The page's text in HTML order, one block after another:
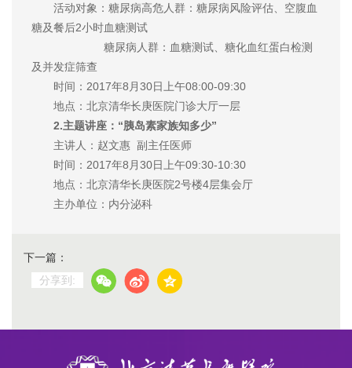
活动对象：糖尿病高危人群：糖尿病风险评估、空腹血
糖及餐后2小时血糖测试
糖尿病人群：血糖测试、糖化血红蛋白检测
及并发症筛查
时间：2017年8月30日上午08:00-09:30
地点：北京清华长庚医院门诊大厅一层
2.主题讲座：“胰岛素家族知多少”
主讲人：赵文惠 副主任医师
时间：2017年8月30日上午09:30-10:30
地点：北京清华长庚医院2号楼4层集会厅
主办单位：内分泌科
下一篇：
分享到: